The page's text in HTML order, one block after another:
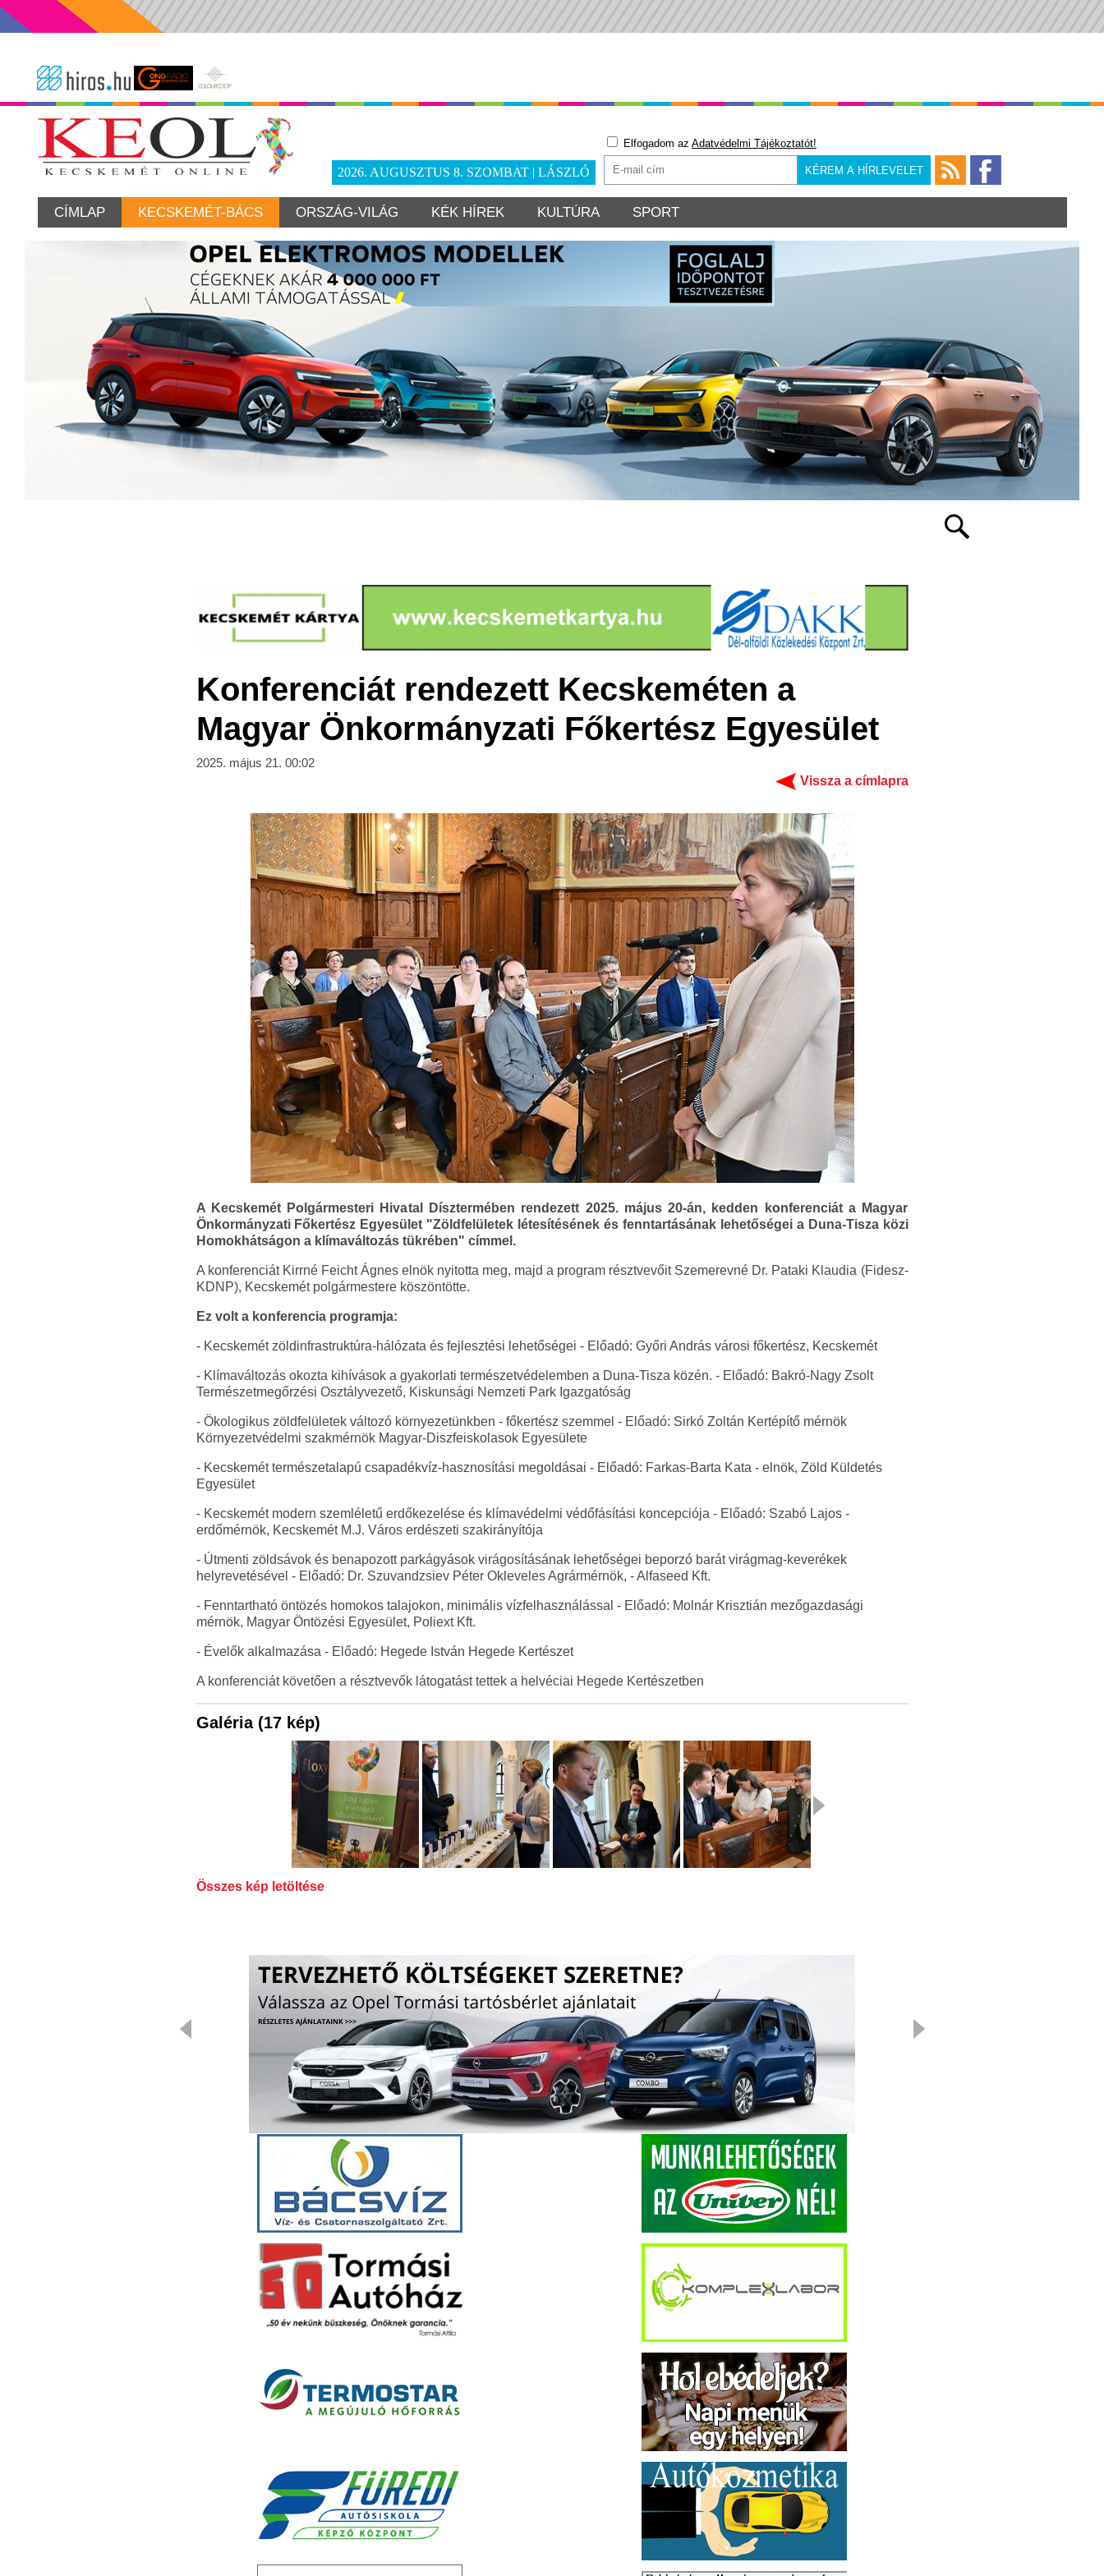
2026. AUGUSZTUS 8. SZOMBAT | LÁSZLÓ
Elfogadom az Adatvédelmi Tájékoztatót!
CÍMLAP KECSKEMÉT-BÁCS ORSZÁG-VILÁG KÉK HÍREK KULTÚRA SPORT
Konferenciát rendezett Kecskeméten a
Magyar Önkormányzati Főkertész Egyesület
2025. május 21. 00:02
Vissza a címlapra
A Kecskemét Polgármesteri Hivatal Dísztermében rendezett 2025. május 20-án, kedden konferenciát a Magyar
Önkormányzati Főkertész Egyesület "Zöldfelületek létesítésének és fenntartásának lehetőségei a Duna-Tisza közi
Homokhátságon a klímaváltozás tükrében" címmel.
A konferenciát Kirrné Feicht Ágnes elnök nyitotta meg, majd a program résztvevőit Szemerevné Dr. Pataki Klaudia (Fidesz-
KDNP), Kecskemét polgármestere köszöntötte.
Ez volt a konferencia programja:
- Kecskemét zöldinfrastruktúra-hálózata és fejlesztési lehetőségei - Előadó: Győri András városi főkertész, Kecskemét
- Klímaváltozás okozta kihívások a gyakorlati természetvédelemben a Duna-Tisza közén. - Előadó: Bakró-Nagy Zsolt
Természetmegőrzési Osztályvezető, Kiskunsági Nemzeti Park Igazgatóság
- Ökologikus zöldfelületek változó környezetünkben - főkertész szemmel - Előadó: Sirkó Zoltán Kertépítő mérnök
Környezetvédelmi szakmérnök Magyar-Diszfeiskolasok Egyesülete
- Kecskemét természetalapú csapadékvíz-hasznosítási megoldásai - Előadó: Farkas-Barta Kata - elnök, Zöld Küldetés
Egyesület
- Kecskemét modern szemléletű erdőkezelése és klímavédelmi védőfásítási koncepciója - Előadó: Szabó Lajos -
erdőmérnök, Kecskemét M.J. Város erdészeti szakirányítója
- Útmenti zöldsávok és benapozott parkágyások virágosításának lehetőségei beporzó barát virágmag-keverékek
helyrevetésével - Előadó: Dr. Szuvandzsiev Péter Okleveles Agrármérnök, - Alfaseed Kft.
- Fenntartható öntözés homokos talajokon, minimális vízfelhasználással - Előadó: Molnár Krisztián mezőgazdasági
mérnök, Magyar Öntözési Egyesület, Poliext Kft.
- Évelők alkalmazása - Előadó: Hegede István Hegede Kertészet
A konferenciát követően a résztvevők látogatást tettek a helvéciai Hegede Kertészetben
Galéria (17 kép)
Összes kép letöltése